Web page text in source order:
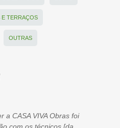
TERRAÇOS
OUTRAS
a CASA VIVA Obras foi